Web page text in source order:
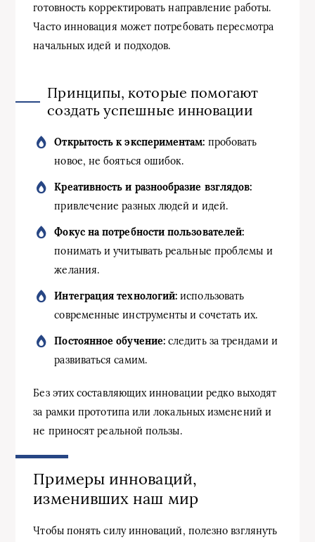
готовность корректировать направление работы.
Часто инновация может потребовать пересмотра
начальных идей и подходов.
Принципы, которые помогают
создать успешные инновации
Открытость к экспериментам: пробовать
новое, не бояться ошибок.
Креативность и разнообразие взглядов:
привлечение разных людей и идей.
Фокус на потребности пользователей:
понимать и учитывать реальные проблемы и
желания.
Интеграция технологий: использовать
современные инструменты и сочетать их.
Постоянное обучение: следить за трендами и
развиваться самим.
Без этих составляющих инновации редко выходят
за рамки прототипа или локальных изменений и
не приносят реальной пользы.
Примеры инноваций,
изменивших наш мир
Чтобы понять силу инноваций, полезно взглянуть